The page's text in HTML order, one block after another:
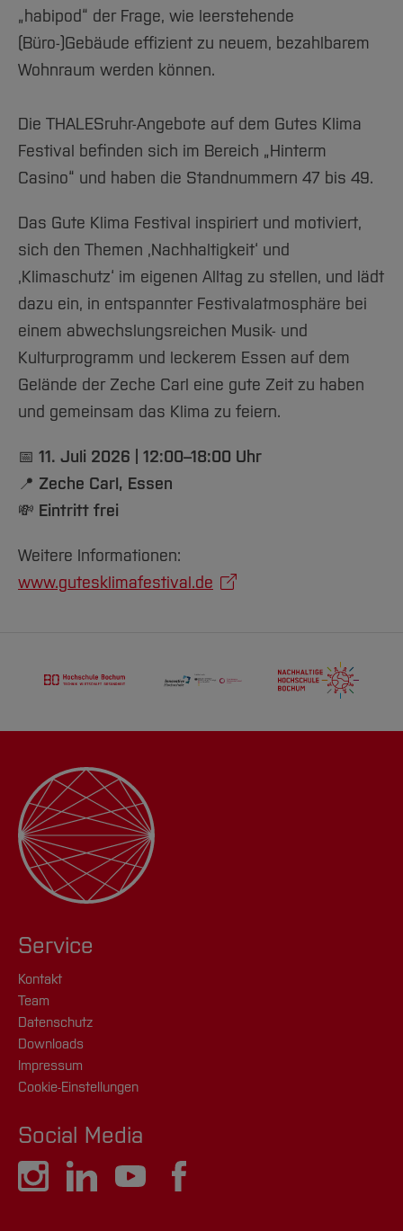
„habipod“ der Frage, wie leerstehende
(Büro-)Gebäude effizient zu neuem, bezahlbarem
Wohnraum werden können.
Die THALESruhr-Angebote auf dem Gutes Klima
Festival befinden sich im Bereich „Hinterm
Casino“ und haben die Standnummern 47 bis 49.
Das Gute Klima Festival inspiriert und motiviert,
sich den Themen ‚Nachhaltigkeit‘ und
‚Klimaschutz‘ im eigenen Alltag zu stellen, und lädt
dazu ein, in entspannter Festivalatmosphäre bei
einem abwechslungsreichen Musik- und
Kulturprogramm und leckerem Essen auf dem
Gelände der Zeche Carl eine gute Zeit zu haben
und gemeinsam das Klima zu feiern.
📅 11. Juli 2026 | 12:00–18:00 Uhr
📍 Zeche Carl, Essen
💸 Eintritt frei
Weitere Informationen:
www.gutesklimafestival.de
Service
Kontakt
Team
Datenschutz
Downloads
Impressum
Cookie-Einstellungen
Social Media